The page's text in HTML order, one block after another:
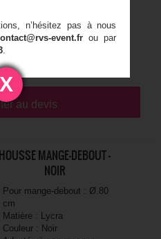
TTC / jour
au devis
HOUSSE MANGE-DEBOUT -
NOIR
Pour mange-debout : Ø.80
cm
Matière : Lycra
Couleur : Noir
X
n’hésitez pas à nous
event.fr ou par
.